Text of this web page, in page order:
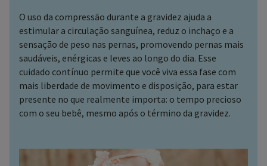
O uso da compressão durante a gravidez ajuda a
estimular a circulação sanguínea, reduz o inchaço e a
sensação de peso nas pernas, promovendo pernas mais
saudáveis, enérgicas e leves ao longo do dia. Esse
cuidado contínuo permite que você viva essa fase com
mais liberdade de movimento e disposição, para estar
presente no que realmente importa: o tempo precioso
com o seu bebê, mesmo após o término da gravidez.